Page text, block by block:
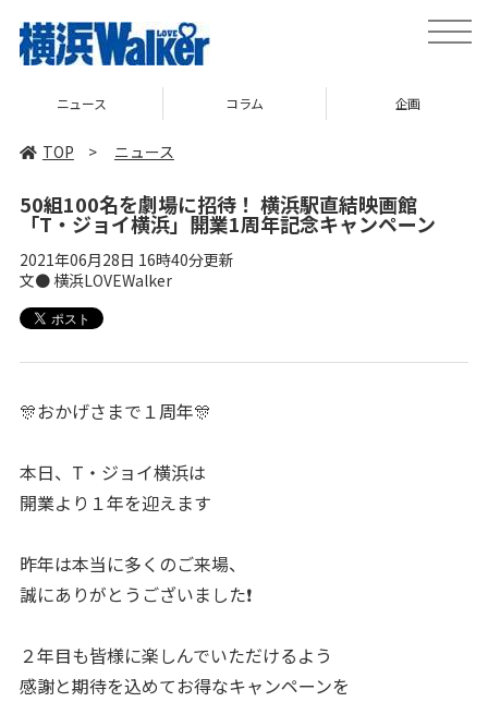
toggle
ニュース コラム 企画
TOP > ニュース
50組100名を劇場に招待！ 横浜駅直結映画館
「T・ジョイ横浜」開業1周年記念キャンペーン
2021年06月28日 16時40分更新
文● 横浜LOVEWalker
🎊おかげさまで１周年🎊
本日、T・ジョイ横浜は
開業より１年を迎えます
昨年は本当に多くのご来場、
誠にありがとうございました❗
２年目も皆様に楽しんでいただけるよう
感謝と期待を込めてお得なキャンペーンを